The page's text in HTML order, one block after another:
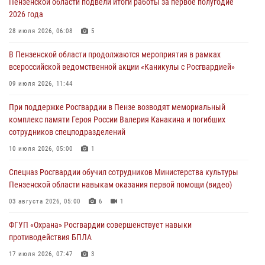
Росгвардия обеспечила безопасность праздничных мероприятий в
1
В Пензе сотрудники Росгвардии задержали мужчину, который
дома
03 августа 2026, 05:59
Росгвардейцы Пензенской области отмечают 35-летие дежурной
03 августа 2026, 05:15
2026 года
28 июля 2026, 06:08 5
В Пензенской области продолжаются мероприятия в рамках
всероссийской ведомственной акции «Каникулы с Росгвардией»
09 июля 2026, 11:44
При поддержке Росгвардии в Пензе возводят мемориальный
комплекс памяти Героя России Валерия Канакина и погибших
сотрудников спецподразделений
10 июля 2026, 05:00 1
Спецназ Росгвардии обучил сотрудников Министерства культуры
Пензенской области навыкам оказания первой помощи (видео)
03 августа 2026, 05:00 6 1
ФГУП «Охрана» Росгвардии совершенствует навыки
противодействия БПЛА
17 июля 2026, 07:47 3